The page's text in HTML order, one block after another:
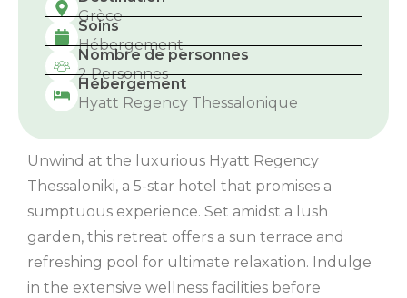
Grèce
Soins
Hébergement
Nombre de personnes
2 Personnes
Hébergement
Hyatt Regency Thessalonique
Unwind at the luxurious Hyatt Regency
Thessaloniki, a 5-star hotel that promises a
sumptuous experience. Set amidst a lush
garden, this retreat offers a sun terrace and
refreshing pool for ultimate relaxation. Indulge
in the extensive wellness facilities before